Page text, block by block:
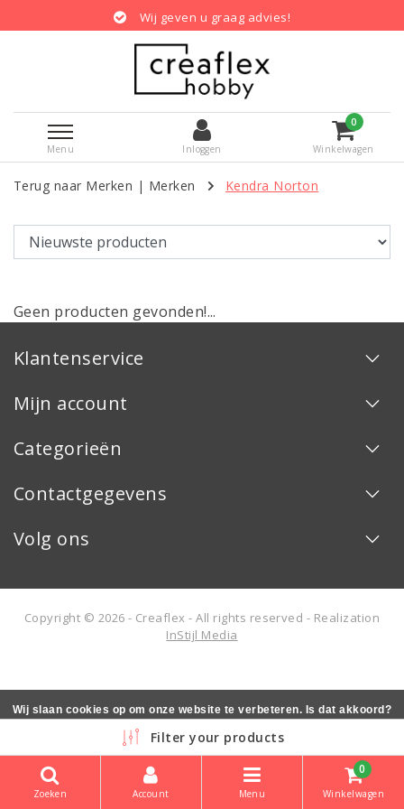
Wij geven u graag advies!
Menu Inloggen
0
Winkelwagen
Terug naar Merken | Merken Kendra Norton
Geen producten gevonden!...
Klantenservice
Mijn account
Categorieën
Contactgegevens
Volg ons
Copyright © 2026 - Creaflex - All rights reserved - Realization
InStijl Media
Filter your products
Zoeken Account Menu
0
Winkelwagen
Wij slaan cookies op om onze website te verbeteren. Is dat akkoord?
Nee Meer over cookies »